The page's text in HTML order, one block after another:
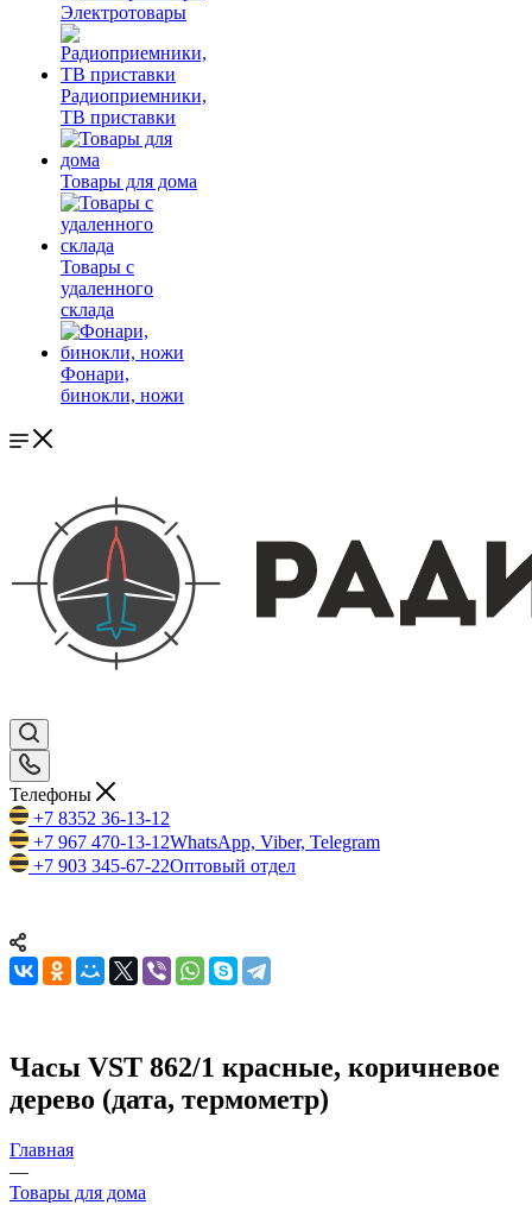
Электротовары
Радиоприемники,
ТВ приставки
Товары для дома
Товары с
удаленного
склада
Фонари,
бинокли, ножи
Телефоны
+7 8352 36-13-12
+7 967 470-13-12WhatsApp, Viber, Telegram
+7 903 345-67-22Оптовый отдел
Часы VST 862/1 красные, коричневое
дерево (дата, термометр)
Главная
—
Товары для дома